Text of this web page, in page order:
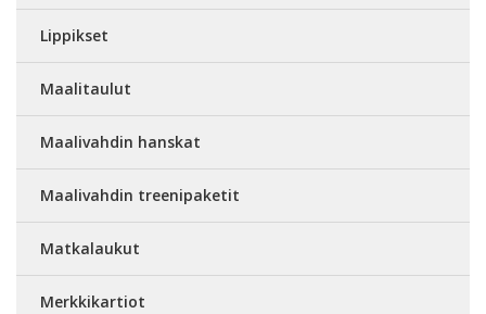
Lippikset
Maalitaulut
Maalivahdin hanskat
Maalivahdin treenipaketit
Matkalaukut
Merkkikartiot